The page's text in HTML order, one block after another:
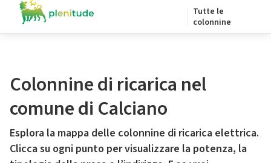
Tutte le
colonnine
Colonnine di ricarica nel
comune di Calciano
Esplora la mappa delle colonnine di ricarica elettrica.
Clicca su ogni punto per visualizzare la potenza, la